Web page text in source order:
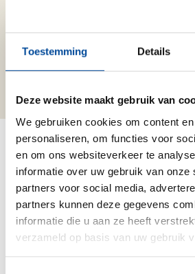
Toestemming Details
Deze website maakt gebruik van
We gebruiken cookies om content
personaliseren, om functies voor
en om ons websiteverkeer te
informatie over uw gebruik van onze
partners voor social media,
partners kunnen deze gegevens
informatie die u aan ze heeft
verzameld op basis van uw gebruik
Wat is een inpakservice
verhuizen?
Naast alle voorbereidingen voor een
inpakken van je spullen een grote stap
Van kopjes en bestek tot aan de tv en
mee. Dit is een tijdrovend project en
en netjes ingepakt worden. Of je nu